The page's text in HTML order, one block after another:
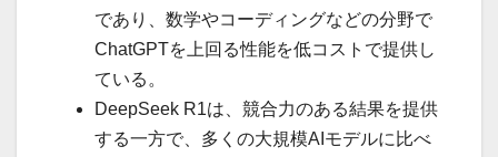
であり、数学やコーディングなどの分野で
ChatGPTを上回る性能を低コストで提供し
ている。
DeepSeek R1は、競合力のある結果を提供
する一方で、多くの大規模AIモデルに比べ